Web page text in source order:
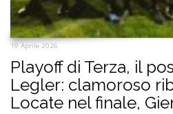
19 Aprile 2026
Playoff di Terza, il
Legler: clamoroso
Locate nel finale,